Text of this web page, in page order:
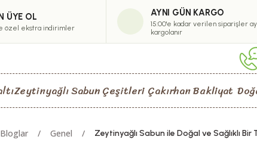
ÜYE OL
özel ekstra indirimler
AYNI GÜN KARGO
15:00'e kadar verilen siparişler
kargolanır
Zeytinyağlı Sabun Çeşitleri Çakırhan Bakliyat
Bloglar Genel Zeytinyağlı Sabun ile Doğal ve Sağlıklı Bir